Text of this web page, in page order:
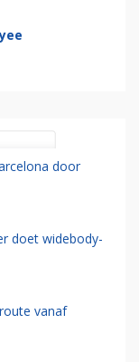
door
doet widebody-
vanaf